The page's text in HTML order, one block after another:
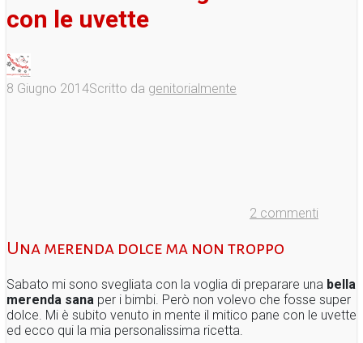
con le uvette
8 Giugno 2014Scritto da genitorialmente
2 commenti
Una merenda dolce ma non troppo
Sabato mi sono svegliata con la voglia di preparare una bella
merenda sana per i bimbi. Però non volevo che fosse super
dolce. Mi è subito venuto in mente il mitico pane con le uvette
ed ecco qui la mia personalissima ricetta.